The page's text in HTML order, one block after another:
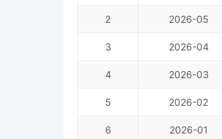
2 2026-05
3 2026-04
4 2026-03
5 2026-02
6 2026-01